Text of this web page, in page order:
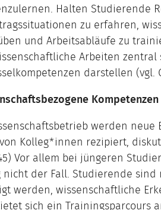
Halten Studierende
zu erfahren,
und Arbeitsabläufe zu
Arbeiten
darstellen (vgl.
Kompetenzen
werden
Kolleg*innen rezipiert,
Vor allem bei jüngeren
nicht der Fall. Studierende sind
werden, wissenschaftliche
sich ein Trainingsparcours